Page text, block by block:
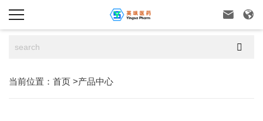
 

当前位置： 首页 >产品中心